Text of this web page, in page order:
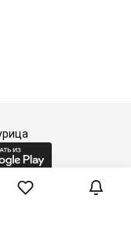
concept store.